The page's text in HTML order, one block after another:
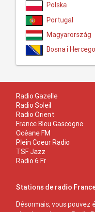
Polska
Portugal
Magyarország
Bosna i
Radio Gazelle
Radio Soleil
Radio Orient
France Bleu Gascogne
Océane FM
Plein Coeur Radio
TSF Jazz
Radio 6 Fr
Stations de radio
Désormais, vous pouvez